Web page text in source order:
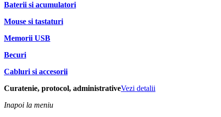
Baterii si acumulatori
Mouse si tastaturi
Memorii USB
Becuri
Cabluri si accesorii
Curatenie, protocol, administrativeVezi detalii
Inapoi la meniu